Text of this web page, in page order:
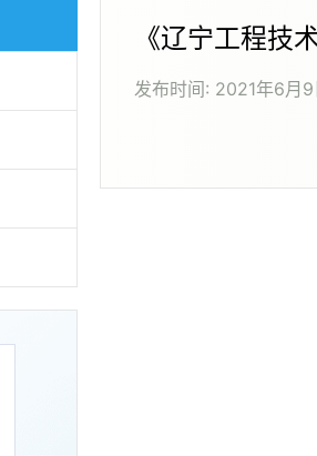
《辽宁工程技
发布时间: 2021年6月9